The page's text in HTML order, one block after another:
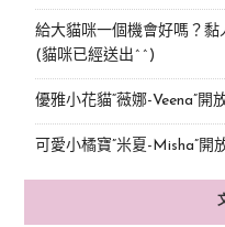
給大貓咪一個機會好嗎？黏
(貓咪已經送出^^)
優雅小花貓“薇娜-Veena”
可愛小橘寶”米夏-Misha”開